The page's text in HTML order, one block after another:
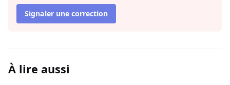
Signaler une correction
À lire aussi